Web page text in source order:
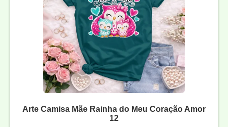
Arte Camisa Mãe Rainha do Meu Coração Amor
12